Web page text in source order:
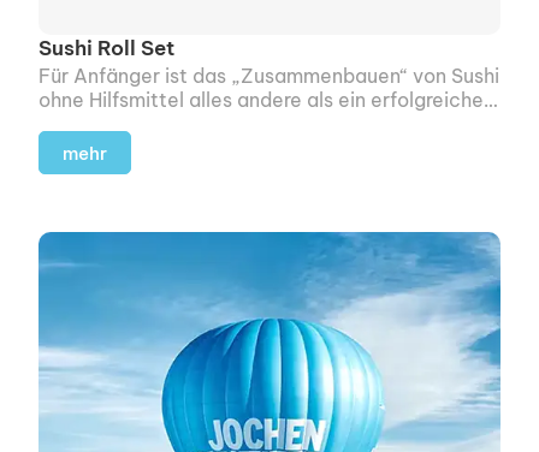
Sushi Roll Set
Für Anfänger ist das „Zusammen­bauen“ von Sushi
ohne Hilfsmittel alles andere als ein erfolgreiches
mehr